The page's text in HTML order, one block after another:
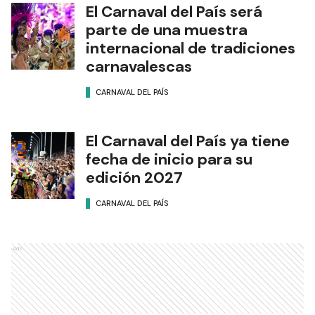
El Carnaval del País será
parte de una muestra
internacional de tradiciones
carnavalescas
CARNAVAL DEL PAÍS
El Carnaval del País ya tiene
fecha de inicio para su
edición 2027
CARNAVAL DEL PAÍS
Ads